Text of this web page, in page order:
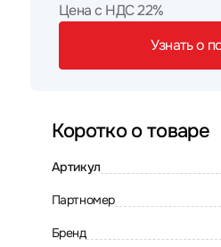
Цена с НДС 22%
Узнать о
Коротко о товаре
Артикул
Партномер
Бренд